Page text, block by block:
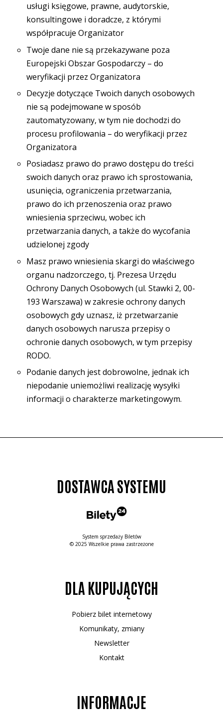
usługi księgowe, prawne, audytorskie,
konsultingowe i doradcze, z którymi
współpracuje Organizator
Twoje dane nie są przekazywane poza
Europejski Obszar Gospodarczy – do
weryfikacji przez Organizatora
Decyzje dotyczące Twoich danych osobowych
nie są podejmowane w sposób
zautomatyzowany, w tym nie dochodzi do
procesu profilowania – do weryfikacji przez
Organizatora
Posiadasz prawo do prawo dostępu do treści
swoich danych oraz prawo ich sprostowania,
usunięcia, ograniczenia przetwarzania,
prawo do ich przenoszenia oraz prawo
wniesienia sprzeciwu, wobec ich
przetwarzania danych, a także do wycofania
udzielonej zgody
Masz prawo wniesienia skargi do właściwego
organu nadzorczego, tj. Prezesa Urzędu
Ochrony Danych Osobowych (ul. Stawki 2, 00-
193 Warszawa) w zakresie ochrony danych
osobowych gdy uznasz, iż przetwarzanie
danych osobowych narusza przepisy o
ochronie danych osobowych, w tym przepisy
RODO.
Podanie danych jest dobrowolne, jednak ich
niepodanie uniemożliwi realizację wysyłki
informacji o charakterze marketingowym.
DOSTAWCA SYSTEMU
System sprzedaży Biletów
© 2025 Wszelkie prawa zastrzeżone
DLA KUPUJĄCYCH
Pobierz bilet internetowy
Komunikaty, zmiany
Newsletter
Kontakt
INFORMACJE